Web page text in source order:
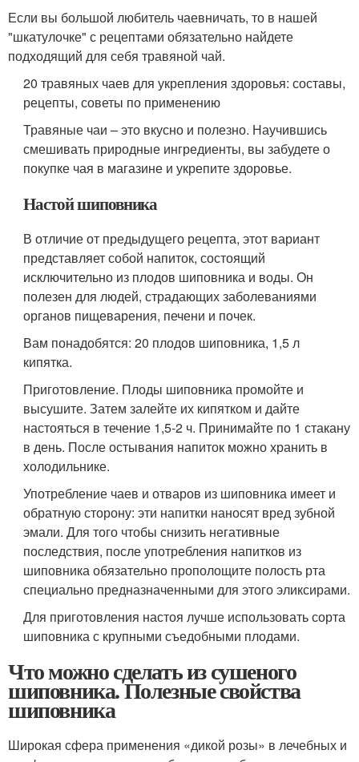
Если вы большой любитель чаевничать, то в нашей
"шкатулочке" с рецептами обязательно найдете
подходящий для себя травяной чай.
20 травяных чаев для укрепления здоровья: составы,
рецепты, советы по применению
Травяные чаи – это вкусно и полезно. Научившись
смешивать природные ингредиенты, вы забудете о
покупке чая в магазине и укрепите здоровье.
Настой шиповника
В отличие от предыдущего рецепта, этот вариант
представляет собой напиток, состоящий
исключительно из плодов шиповника и воды. Он
полезен для людей, страдающих заболеваниями
органов пищеварения, печени и почек.
Вам понадобятся: 20 плодов шиповника, 1,5 л
кипятка.
Приготовление. Плоды шиповника промойте и
высушите. Затем залейте их кипятком и дайте
настояться в течение 1,5-2 ч. Принимайте по 1 стакану
в день. После остывания напиток можно хранить в
холодильнике.
Употребление чаев и отваров из шиповника имеет и
обратную сторону: эти напитки наносят вред зубной
эмали. Для того чтобы снизить негативные
последствия, после употребления напитков из
шиповника обязательно прополощите полость рта
специально предназначенными для этого эликсирами.
Для приготовления настоя лучше использовать сорта
шиповника с крупными съедобными плодами.
Что можно сделать из сушеного
шиповника. Полезные свойства
шиповника
Широкая сфера применения «дикой розы» в лечебных и